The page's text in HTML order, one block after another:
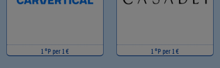
1 °P per 1 € 1 °P per 1 €